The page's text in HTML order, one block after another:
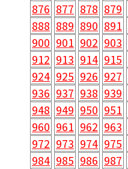
876 877 878 879
888 889 890 891
900 901 902 903
912 913 914 915
924 925 926 927
936 937 938 939
948 949 950 951
960 961 962 963
972 973 974 975
984 985 986 987